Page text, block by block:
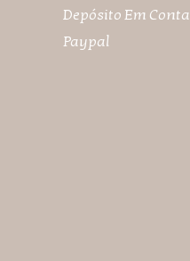
Depósito Em Conta
Paypal